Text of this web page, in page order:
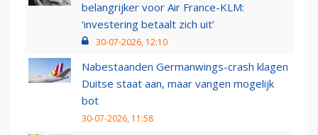
belangrijker voor Air France-KLM:
‘investering betaalt zich uit’
30-07-2026, 12:10
Nabestaanden Germanwings-crash klagen
Duitse staat aan, maar vangen mogelijk
bot
30-07-2026, 11:58